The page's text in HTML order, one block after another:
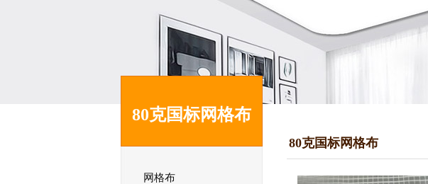
80克国标网格布
网格布
80克国标网格布